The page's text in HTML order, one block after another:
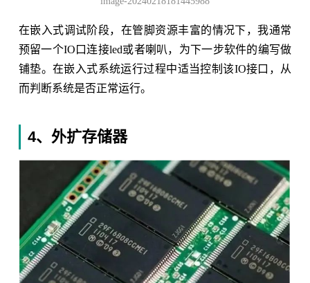
在嵌入式调试阶段，在管脚资源丰富的情况下，我通常
预留一个IO口连接led或者喇叭，为下一步软件的编写做
铺垫。在嵌入式系统运行过程中适当控制该IO接口，从
而判断系统是否正常运行。
4、外扩存储器